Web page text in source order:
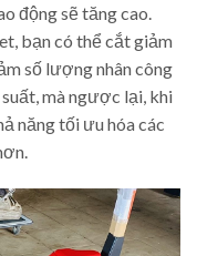
động sẽ tăng cao.
bạn có thể cắt giảm
số lượng nhân công
mà ngược lại, khi
năng tối ưu hóa các